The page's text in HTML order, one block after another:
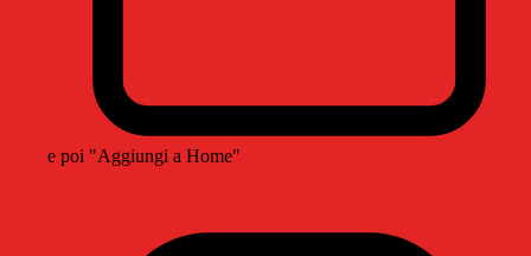
e poi "Aggiungi a Home"